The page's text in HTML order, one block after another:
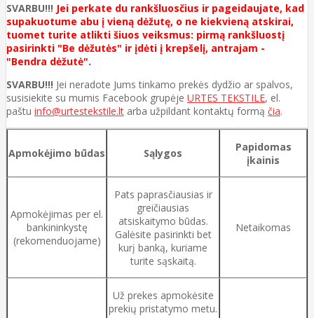
SVARBU!!! Jei perkate du rankšluosčius ir pageidaujate, kad
supakuotume abu į vieną dėžutę, o ne kiekvieną atskirai,
tuomet turite atlikti šiuos veiksmus: pirmą rankšluostį
pasirinkti "Be dėžutės" ir įdėti į krepšelį, antrajam -
"Bendra dėžutė".
SVARBU!!! Jei neradote Jums tinkamo prekės dydžio ar spalvos,
susisiekite su mumis Facebook grupėje URTES TEKSTILE, el.
paštu info@urtestekstile.lt arba užpildant kontaktų formą čia.
Apmokėjimo būdas Sąlygos
Papidomas
įkainis
Apmokėjimas per el.
bankininkystę
(rekomenduojame)
Pats paprasčiausias ir
greičiausias
atsiskaitymo būdas.
Galėsite pasirinkti bet
kurį banką, kuriame
turite sąskaitą.
Netaikomas
Už prekes apmokėsite
prekių pristatymo metu.